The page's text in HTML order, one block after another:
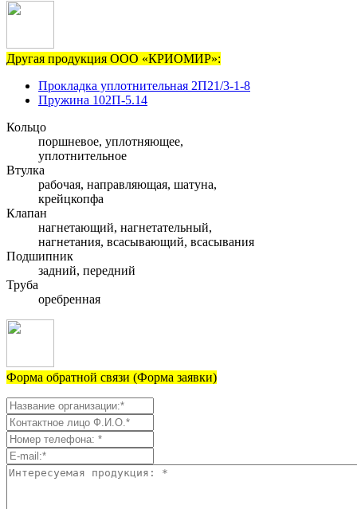
Другая продукция ООО «КРИОМИР»:
Прокладка уплотнительная 2П21/3-1-8
Пружина 102П-5.14
Кольцо
поршневое, уплотняющее,
уплотнительное
Втулка
рабочая, направляющая, шатуна,
крейцкопфа
Клапан
нагнетающий, нагнетательный,
нагнетания, всасывающий, всасывания
Подшипник
задний, передний
Труба
оребренная
Форма обратной связи (Форма заявки)